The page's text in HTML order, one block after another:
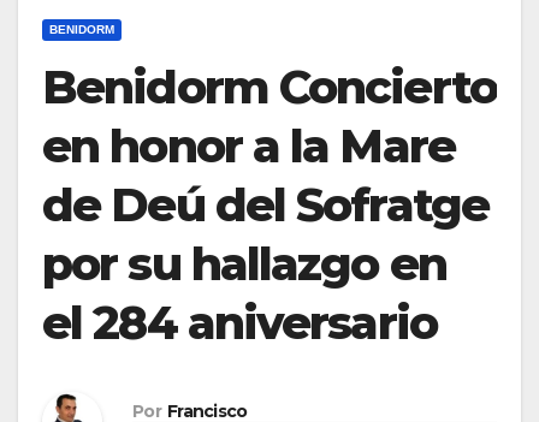
BENIDORM
Benidorm Concierto
en honor a la Mare
de Deú del Sofratge
por su hallazgo en
el 284 aniversario
Por Francisco